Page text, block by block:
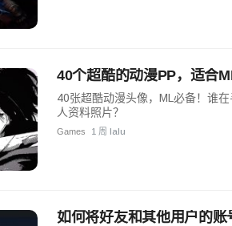
40个超酷的动漫PP，适合
40张超酷动漫头像，ML必备！谁
人资料照片？
Games 1 周 lalu
如何将好友和其他用户的账